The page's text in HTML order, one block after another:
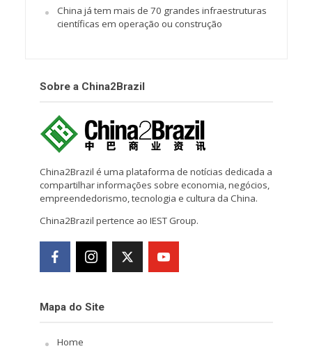
China já tem mais de 70 grandes infraestruturas
científicas em operação ou construção
Sobre a China2Brazil
China2Brazil é uma plataforma de notícias dedicada a
compartilhar informações sobre economia, negócios,
empreendedorismo, tecnologia e cultura da China.
China2Brazil pertence ao IEST Group.
Mapa do Site
Home